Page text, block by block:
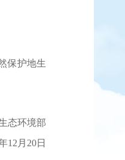
保护地生
态环境部
12 月 20日